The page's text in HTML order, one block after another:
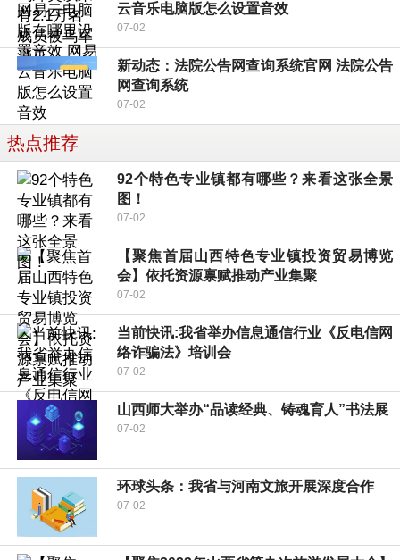
云音乐电脑版怎么设置音效
07-02
新动态：法院公告网查询系统官网 法院公告
网查询系统
07-02
热点推荐
92个特色专业镇都有哪些？来看这张全景
图！
07-02
【聚焦首届山西特色专业镇投资贸易博览
会】依托资源禀赋推动产业集聚
07-02
当前快讯:我省举办信息通信行业《反电信网
络诈骗法》培训会
07-02
山西师大举办“品读经典、铸魂育人”书法展
07-02
环球头条：我省与河南文旅开展深度合作
07-02